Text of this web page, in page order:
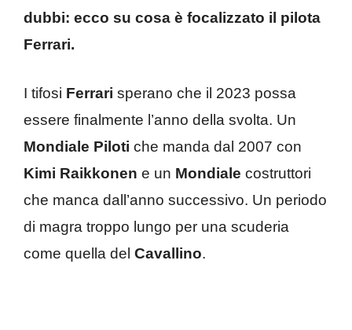
dubbi: ecco su cosa è focalizzato il pilota
Ferrari.
I tifosi Ferrari sperano che il 2023 possa
essere finalmente l’anno della svolta. Un
Mondiale Piloti che manda dal 2007 con
Kimi Raikkonen e un Mondiale costruttori
che manca dall’anno successivo. Un periodo
di magra troppo lungo per una scuderia
come quella del Cavallino.